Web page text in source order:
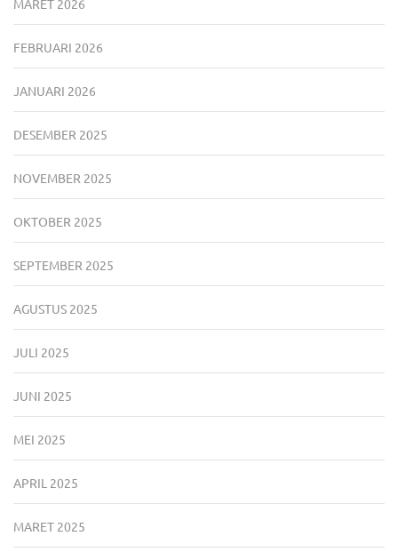
MARET 2026
FEBRUARI 2026
JANUARI 2026
DESEMBER 2025
NOVEMBER 2025
OKTOBER 2025
SEPTEMBER 2025
AGUSTUS 2025
JULI 2025
JUNI 2025
MEI 2025
APRIL 2025
MARET 2025